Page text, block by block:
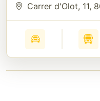
Carrer d'Olot, 11,